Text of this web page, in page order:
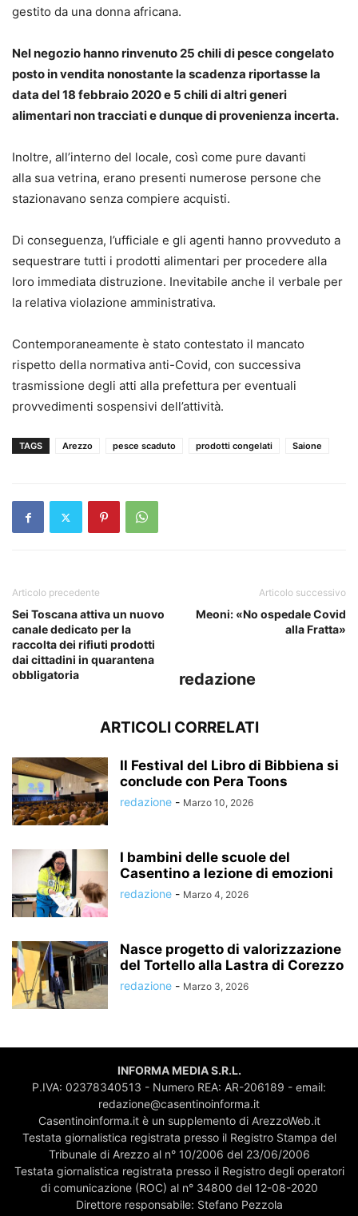
gestito da una donna africana.
Nel negozio hanno rinvenuto 25 chili di pesce congelato
posto in vendita nonostante la scadenza riportasse la
data del 18 febbraio 2020 e 5 chili di altri generi
alimentari non tracciati e dunque di provenienza incerta.
Inoltre, all’interno del locale, così come pure davanti
alla sua vetrina, erano presenti numerose persone che
stazionavano senza compiere acquisti.
Di conseguenza, l’ufficiale e gli agenti hanno provveduto a
sequestrare tutti i prodotti alimentari per procedere alla
loro immediata distruzione. Inevitabile anche il verbale per
la relativa violazione amministrativa.
Contemporaneamente è stato contestato il mancato
rispetto della normativa anti-Covid, con successiva
trasmissione degli atti alla prefettura per eventuali
provvedimenti sospensivi dell’attività.
TAGS Arezzo pesce scaduto prodotti congelati Saione
Articolo precedente
Sei Toscana attiva un nuovo
canale dedicato per la
raccolta dei rifiuti prodotti
dai cittadini in quarantena
obbligatoria
Articolo successivo
Meoni: «No ospedale Covid
alla Fratta»
redazione
ARTICOLI CORRELATI
Il Festival del Libro di Bibbiena si
conclude con Pera Toons
redazione - Marzo 10, 2026
I bambini delle scuole del
Casentino a lezione di emozioni
redazione - Marzo 4, 2026
Nasce progetto di valorizzazione
del Tortello alla Lastra di Corezzo
redazione - Marzo 3, 2026
INFORMA MEDIA S.R.L.
P.IVA: 02378340513 - Numero REA: AR-206189 - email:
redazione@casentinoinforma.it
Casentinoinforma.it è un supplemento di ArezzoWeb.it
Testata giornalistica registrata presso il Registro Stampa del
Tribunale di Arezzo al n° 10/2006 del 23/06/2006
Testata giornalistica registrata presso il Registro degli operatori
di comunicazione (ROC) al n° 34800 del 12-08-2020
Direttore responsabile: Stefano Pezzola